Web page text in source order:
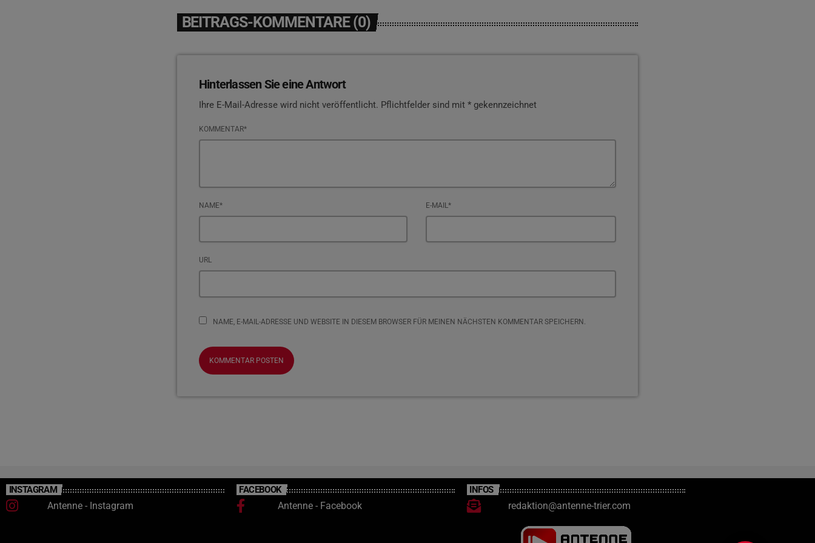
BEITRAGS-KOMMENTARE (0)
Hinterlassen Sie eine Antwort
Ihre E-Mail-Adresse wird nicht veröffentlicht. Pflichtfelder sind mit * gekennzeichnet
KOMMENTAR*
NAME* E-MAIL*
URL
NAME, E-MAIL-ADRESSE UND WEBSITE IN DIESEM BROWSER FÜR MEINEN NÄCHSTEN KOMMENTAR SPEICHERN.
INSTAGRAM
Antenne - Instagram
FACEBOOK
Antenne - Facebook
INFOS
redaktion@antenne-trier.com